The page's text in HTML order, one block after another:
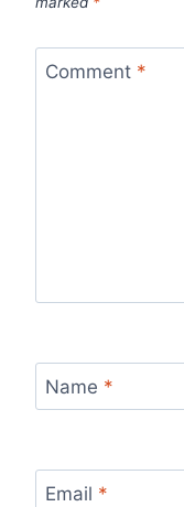
Comment *
Name *
Email *